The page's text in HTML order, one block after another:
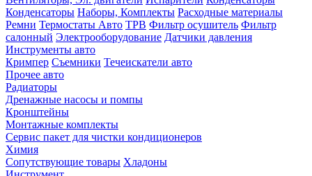
Конденсаторы Наборы, Комплекты Расходные материалы
Ремни Термостаты Авто ТРВ Фильтр осушитель Фильтр
салонный Электрооборудование Датчики давления
Инструменты авто
Кримпер Съемники Течеискатели авто
Прочее авто
Радиаторы
Дренажные насосы и помпы
Кронштейны
Монтажные комплекты
Сервис пакет для чистки кондиционеров
Химия
Сопутствующие товары Хладоны